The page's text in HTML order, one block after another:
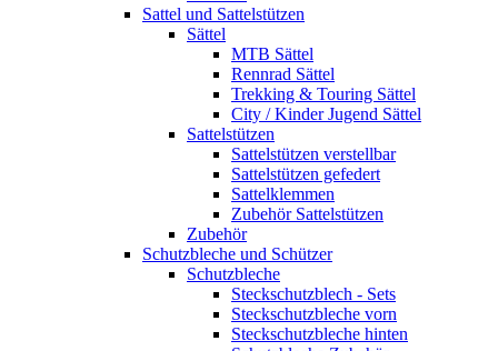
Sattel und Sattelstützen
Sättel
MTB Sättel
Rennrad Sättel
Trekking & Touring Sättel
City / Kinder Jugend Sättel
Sattelstützen
Sattelstützen verstellbar
Sattelstützen gefedert
Sattelklemmen
Zubehör Sattelstützen
Zubehör
Schutzbleche und Schützer
Schutzbleche
Steckschutzblech - Sets
Steckschutzbleche vorn
Steckschutzbleche hinten